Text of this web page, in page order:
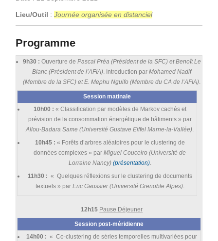
Lieu/Outil : Journée organisée en distanciel
Programme
9h30 : Ouverture de Pascal Préa (Président de la SFC) et Benoît Le
Blanc (Président de l’AFIA). Introduction parMohamed Nadif
(Membre de la SFC) et E. Mephu Nguifo (Membre du CA de l’AFIA).
Session matinale
10h00 : « Classification par modèles de Markov cachés et
prévision de la consommation énergétique de bâtiments » par
Allou-Badara Same (Université Gustave Eiffel Marne-la-Vallée).
10h45 : « Forêts d’arbres aléatoires pour le clustering de
données complexes » parMiguel Couceiro (Université de
Lorraine Nancy) (présentation).
11h30 : « Quelques réflexions sur le clustering de documents
textuels » par Eric Gaussier (Université Grenoble Alpes).
12h15 Pause Déjeuner
Session post-méridienne
14h00 : « Co-clustering de séries temporelles multivariées pour